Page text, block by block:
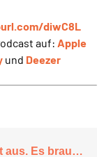
diwC8L
auf: Apple
und Deezer